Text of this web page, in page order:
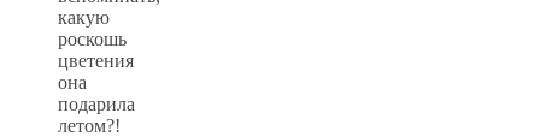
какую
роскошь
цветения
она
подарила
летом?!